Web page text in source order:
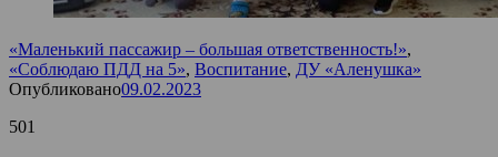
«Маленький пассажир – большая ответственность!»,
«Соблюдаю ПДД на 5», Воспитание, ДУ «Аленушка»
Опубликовано09.02.2023
501